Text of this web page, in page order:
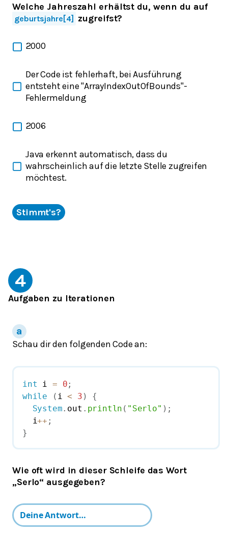
Welche Jahreszahl erhältst du, wenn du auf
geburtsjahre[4] zugreifst?
2000
Der Code ist fehlerhaft, bei Ausführung
entsteht eine "ArrayIndexOutOfBounds"-
Fehlermeldung
2006
Java erkennt automatisch, dass du
wahrscheinlich auf die letzte Stelle zugreifen
möchtest.
Stimmt's?
4
Aufgaben zu Iterationen
Schau dir den folgenden Code an:
int i = 0;
while
( i < 3 )
{
System. out . println ( "Serlo" ) ;
  i
++ ;
}
Wie oft wird in dieser Schleife das Wort
„Serlo“ ausgegeben?